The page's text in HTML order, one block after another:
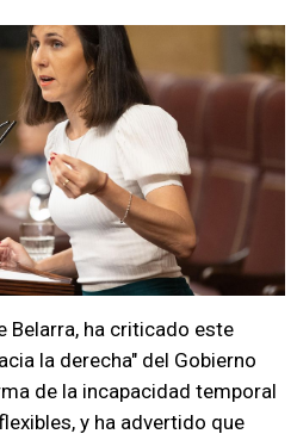
Belarra, ha criticado este
la derecha" del Gobierno
de la incapacidad temporal
y ha advertido que